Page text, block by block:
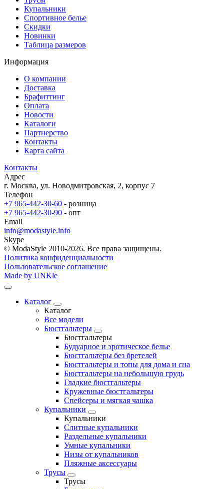
Купальники
Спортивное белье
Скидки
Новинки
Таблица размеров
Информация
О компании
Доставка
Брафиттинг
Оплата
Новости
Каталоги
Партнерство
Контакты
Карта сайта
Контакты
Адрес
г. Москва, ул. Новодмитровская, 2, корпус 7
Телефон
+7 965-442-30-60 - розница
+7 965-442-30-90 - опт
Email
info@modastyle.info
Skype
© ModaStyle 2010-2026. Все права защищены.
Политика конфиденциальности
Пользовательское соглашение
Made by UNKle
Каталог
Каталог
Все модели
Бюстгальтеры
Бюстгальтеры
Будуарное и эротическое белье
Бюстгальтеры без бретелей
Бюстгальтеры и топы для дома и сна
Бюстгальтеры на небольшую грудь
Гладкие бюстгальтеры
Кружевные бюстгальтеры
Спейсеры и мягкая чашка
Купальники
Купальники
Слитные купальники
Раздельные купальники
Умные купальники
Низы от купальников
Пляжные аксессуары
Трусы
Трусы